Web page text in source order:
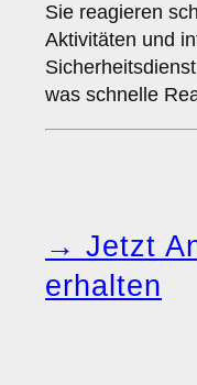
Sie reagieren
Aktivitäten und
was schnelle
→ Jetzt
erhalten